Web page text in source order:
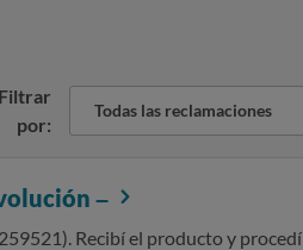
Filtrar
por:
Todas las reclamaciones
–
Recibí el producto y procedí